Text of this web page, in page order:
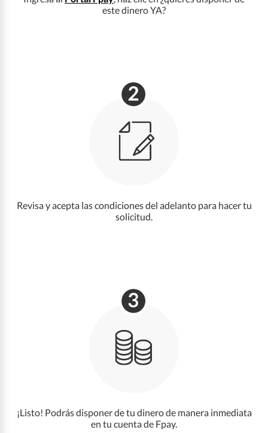
este dinero YA?
Revisa y acepta las condiciones del adelanto para hacer tu
solicitud.
¡Listo! Podrás disponer de tu dinero de manera inmediata
en tu cuenta de Fpay.